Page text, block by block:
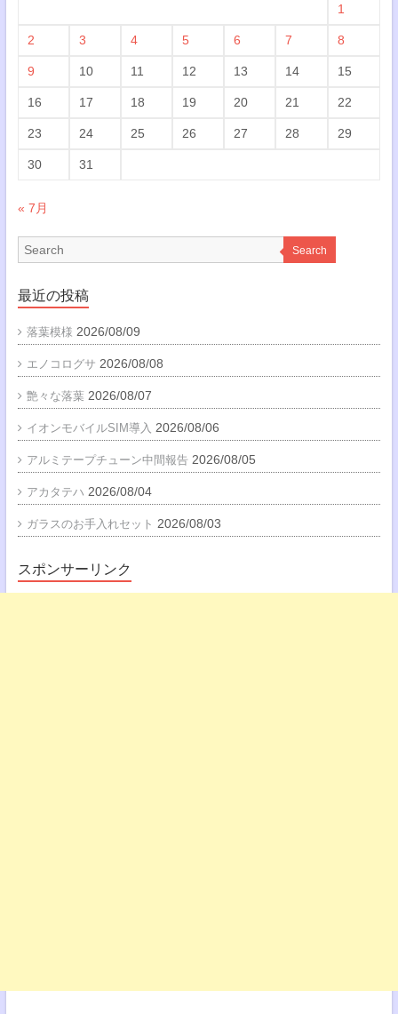
1
2 3 4 5 6 7 8
9 10 11 12 13 14 15
16 17 18 19 20 21 22
23 24 25 26 27 28 29
30 31
« 7月
Search
最近の投稿
落葉模様 2026/08/09
エノコログサ 2026/08/08
艶々な落葉 2026/08/07
イオンモバイルSIM導入 2026/08/06
アルミテープチューン中間報告 2026/08/05
アカタテハ 2026/08/04
ガラスのお手入れセット 2026/08/03
スポンサーリンク